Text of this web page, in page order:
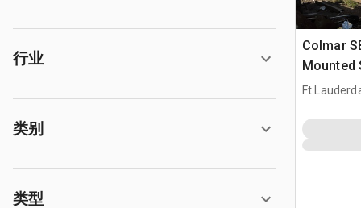
行业
类别
类型
Colmar
Mounted
Ft